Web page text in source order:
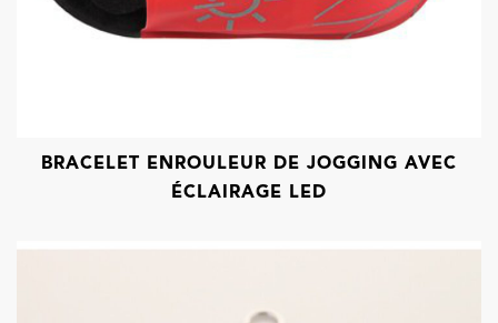
BRACELET ENROULEUR DE JOGGING AVEC
ÉCLAIRAGE LED